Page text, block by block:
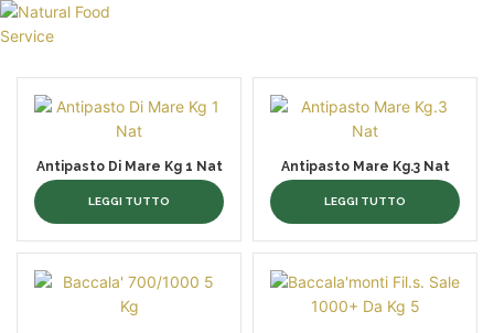
CHI SIAMO
SERVIZI
BLOG
CONTATTI
Antipasto Di Mare Kg 1 Nat
LEGGI TUTTO
Antipasto Mare Kg.3 Nat
LEGGI TUTTO